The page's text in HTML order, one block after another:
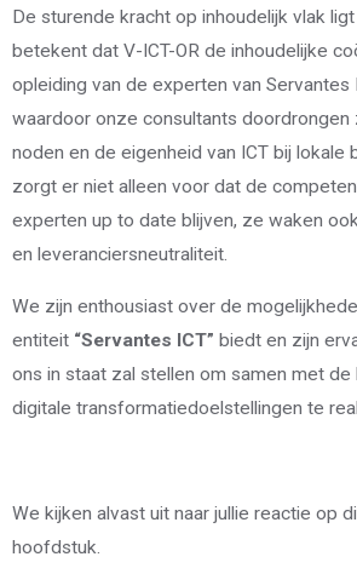
De sturende kracht op inhoudelijk vlak ligt
betekent dat V-ICT-OR de inhoudelijke
opleiding van de experten van
waardoor onze consultants doordrongen
noden en de eigenheid van ICT bij lokale
zorgt er niet alleen voor dat de
experten up to date blijven, ze waken
en leveranciersneutraliteit.
We zijn enthousiast over de
entiteit “Servantes ICT” biedt en zijn
ons in staat zal stellen om samen met
digitale transformatiedoelstellingen te
We kijken alvast uit naar jullie reactie op
hoofdstuk.